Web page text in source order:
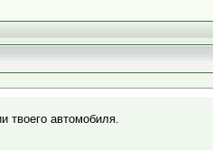
твоего автомобиля.